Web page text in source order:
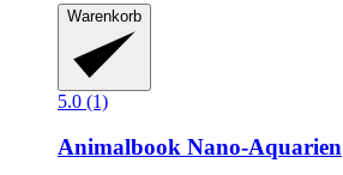
Warenkorb
5.0 (1)
Animalbook Nano-​Aquarien